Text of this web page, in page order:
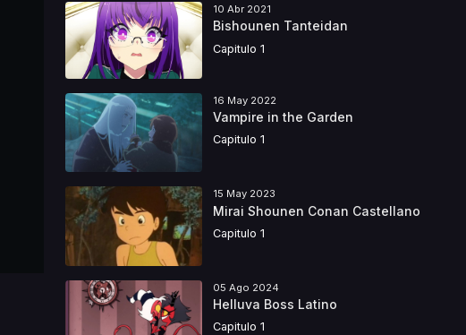
10 Abr 2021
Bishounen Tanteidan
Capitulo 1
16 May 2022
Vampire in the Garden
Capitulo 1
15 May 2023
Mirai Shounen Conan Castellano
Capitulo 1
05 Ago 2024
Helluva Boss Latino
Capitulo 1